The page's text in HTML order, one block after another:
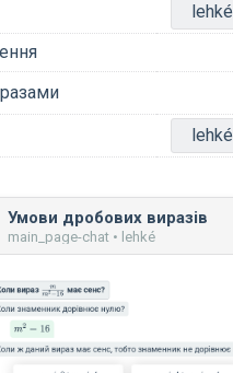
lehké
lehké
Умови дробових виразів
main_page-chat • lehké